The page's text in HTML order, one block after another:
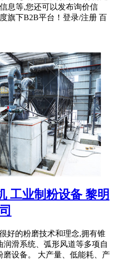
息等,您还可以发布询价信
旗下B2B平台！登录/注册 百
工业制粉设备 黎明
好的粉磨技术和理念,拥有锥
滑系统、弧形风道等多项自
磨设备。 大产量、低能耗、产